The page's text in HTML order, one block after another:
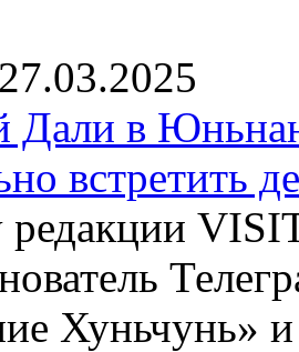
27.03.2025
Дали в
встретить
редакции
Хуньчунь»